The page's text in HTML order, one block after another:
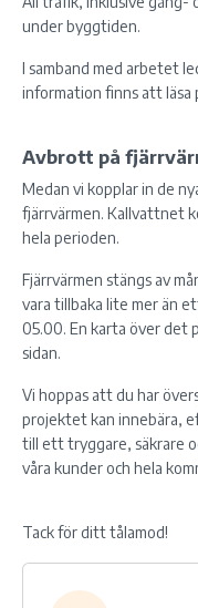
under byggtiden.
I samband med arbetet
information finns att läsa
Avbrott på
Medan vi kopplar in de
fjärrvärmen. Kallvattnet
hela perioden.
Fjärrvärmen stängs av
vara tillbaka lite mer än
05.00. En karta över det
sidan.
Vi hoppas att du har
projektet kan innebära,
till ett tryggare, säkrare
våra kunder och hela
Tack för ditt tålamod!